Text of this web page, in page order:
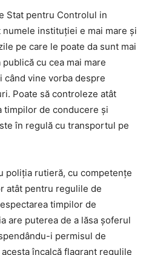
Stat pentru Controlul in
instituției e mai mare și
pe care le poate da sunt mai
cu cea mai mare
vine vorba despre
Poate să controleze atât
timpilor de conducere și
în regulă cu transportul pe
poliția rutieră, cu competențe
atât pentru regulile de
timpilor de
are puterea de a lăsa șoferul
i permisul de
încalcă flagrant regulile